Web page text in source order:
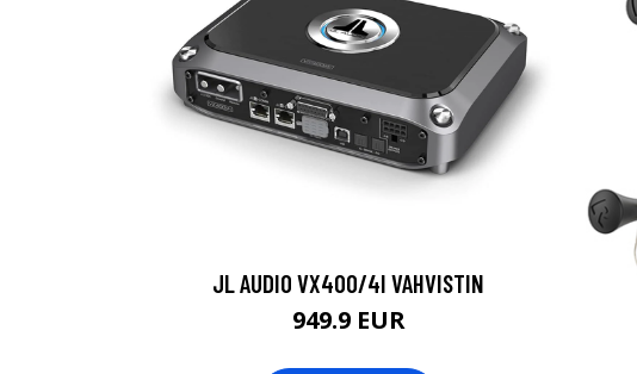
JL AUDIO VX400/4I VAHVISTIN
949.9 EUR